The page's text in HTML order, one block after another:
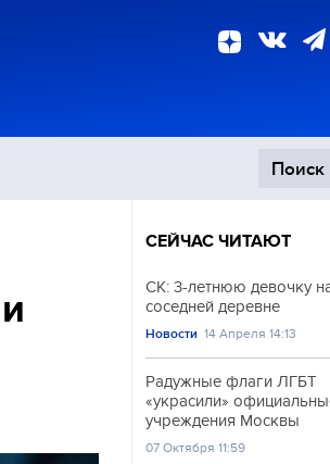
СЕЙЧАС ЧИТАЮТ
СК: 3-летнюю девочку
соседней деревне
Новости 14 Апреля 14:13
Радужные флаги ЛГБТ
«украсили»
учреждения Москвы
07 Октября 11:59